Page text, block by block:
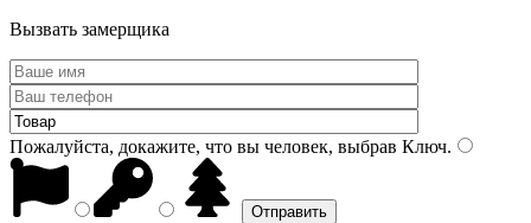
Вызвать замерщика
Пожалуйста, докажите, что вы человек, выбрав Ключ.